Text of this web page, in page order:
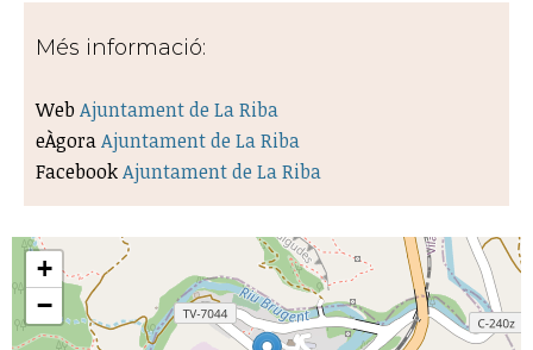
Més informació:
Web Ajuntament de La Riba
eÀgoraAjuntament de La Riba
FacebookAjuntament de La Riba
+
−